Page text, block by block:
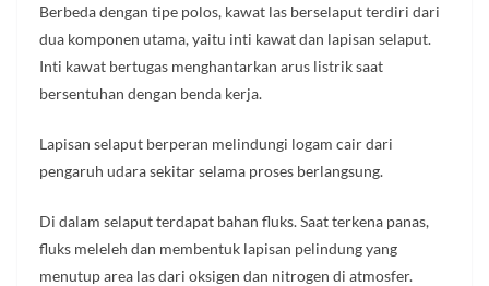
Berbeda dengan tipe polos, kawat las berselaput terdiri dari
dua komponen utama, yaitu inti kawat dan lapisan selaput.
Inti kawat bertugas menghantarkan arus listrik saat
bersentuhan dengan benda kerja.
Lapisan selaput berperan melindungi logam cair dari
pengaruh udara sekitar selama proses berlangsung.
Di dalam selaput terdapat bahan fluks. Saat terkena panas,
fluks meleleh dan membentuk lapisan pelindung yang
menutup area las dari oksigen dan nitrogen di atmosfer.